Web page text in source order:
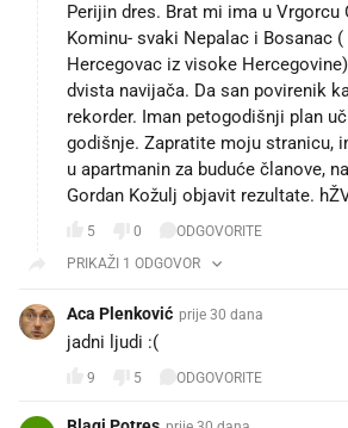
Perijin dres. Brat mi ima u Vrgorcu
Kominu- svaki Nepalac i Bosanac
Hercegovac iz visoke
dvista navijača. Da san povirenik
rekorder. Iman petogodišnji plan
godišnje. Zapratite moju stranicu,
u apartmanin za buduće članove,
Gordan Kožulj objavit rezultate.
5 0
ODGOVORITE
PRIKAŽI 1 ODGOVOR
Aca Plenković prije 30 dana
jadni ljudi :(
9 5 ODGOVORITE